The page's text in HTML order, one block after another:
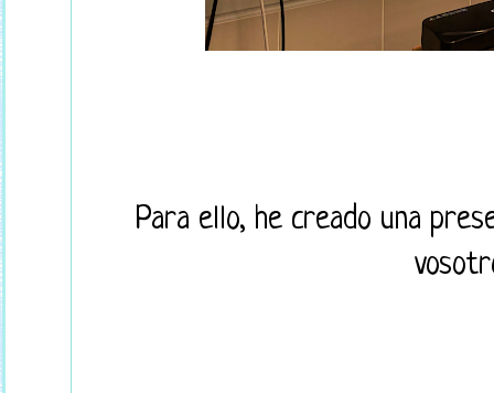
Para ello, he creado una